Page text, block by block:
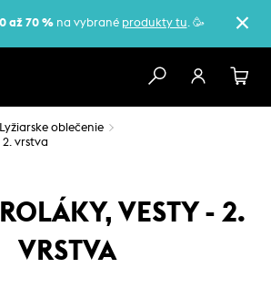
až 70 %na vybrané produkty tu. 🥳
Lyžiarske oblečenie
2. vrstva
VESTY - 2.
VRSTVA